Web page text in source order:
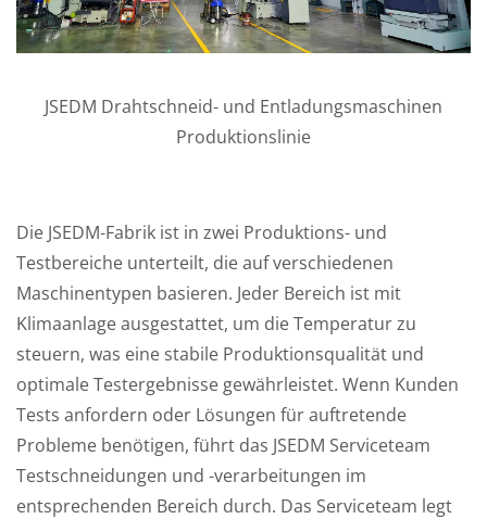
JSEDM Drahtschneid- und Entladungsmaschinen
Produktionslinie
Die JSEDM-Fabrik ist in zwei Produktions- und
Testbereiche unterteilt, die auf verschiedenen
Maschinentypen basieren. Jeder Bereich ist mit
Klimaanlage ausgestattet, um die Temperatur zu
steuern, was eine stabile Produktionsqualität und
optimale Testergebnisse gewährleistet. Wenn Kunden
Tests anfordern oder Lösungen für auftretende
Probleme benötigen, führt das JSEDM Serviceteam
Testschneidungen und -verarbeitungen im
entsprechenden Bereich durch. Das Serviceteam legt